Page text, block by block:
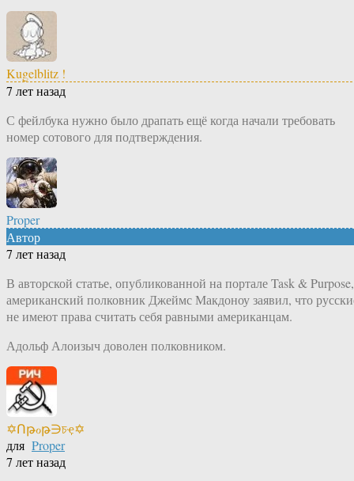
Kugelblitz !
7 лет назад
С фейлбука нужно было драпать ещё когда начали требовать
номер сотового для подтверждения.
Proper
Автор
7 лет назад
В авторской статье, опубликованной на портале Task & Purpose,
американский полковник Джеймс Макдоноу заявил, что
не имеют права считать себя равными американцам.
Адольф Алоизыч доволен полковником.
✡Ոթℴթ∋চҿ✡
для Proper
7 лет назад